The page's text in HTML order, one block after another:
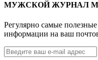
МУЖСКОЙ ЖУРНАЛ
Регулярно самые
информации на ваш